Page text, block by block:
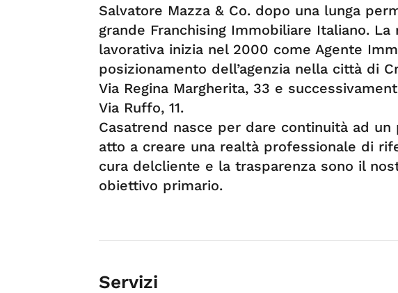
Salvatore Mazza & Co. dopo una lunga
grande Franchising Immobiliare Italiano. La
lavorativa inizia nel 2000 come Agente
posizionamento dell’agenzia nella città di
Via Regina Margherita, 33 e
Via Ruffo, 11.
Casatrend nasce per dare continuità ad
atto a creare una realtà professionale di
cura delcliente e la trasparenza sono il
obiettivo primario.
Servizi